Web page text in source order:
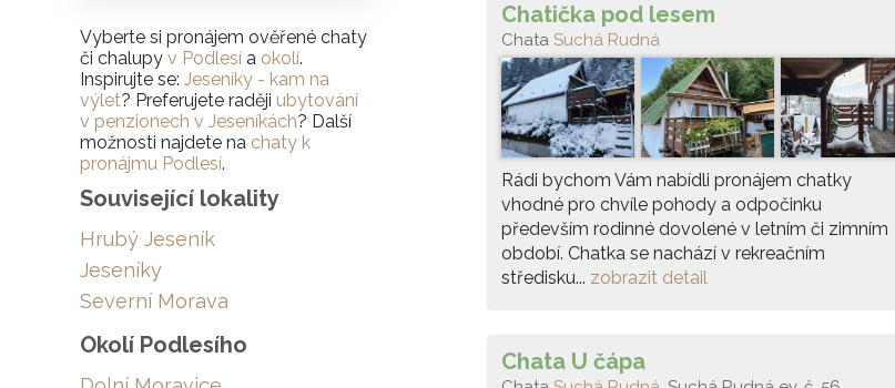
Chatička pod lesem
Chata Suchá Rudná
Rádi bychom Vám nabídli pronájem chatky
vhodné pro chvíle pohody a odpočinku
především rodinné dovolené v letním či zimním
období. Chatka se nachází v rekreačním
středisku... zobrazit detail
Chata U čápa
Vyberte si pronájem ověřené chaty
či chalupy v Podlesí a okolí.
Inspirujte se: Jeseníky - kam na
výlet? Preferujete raději ubytování
v penzionech v Jeseníkách? Další
možnosti najdete na chaty k
pronájmu Podlesí.
Související lokality
Hrubý Jeseník
Jeseníky
Severní Morava
Okolí Podlesího